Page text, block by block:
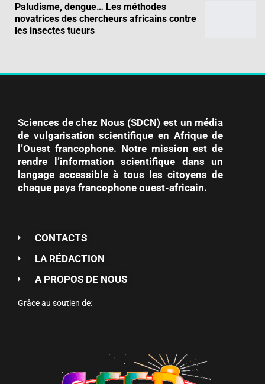
Paludisme, dengue… Les méthodes
novatrices des chercheurs africains contre
les insectes tueurs
Sciences de chez Nous (SDCN) est un média
de vulgarisation scientifique en Afrique de
l’Ouest francophone. Notre mission est de
rendre l’information scientifique dans un
langage accessible à tous les citoyens de
chaque pays francophone ouest-africain.
CONTACTS
LA RÉDACTION
A PROPOS DE NOUS
Grâce au soutien de: